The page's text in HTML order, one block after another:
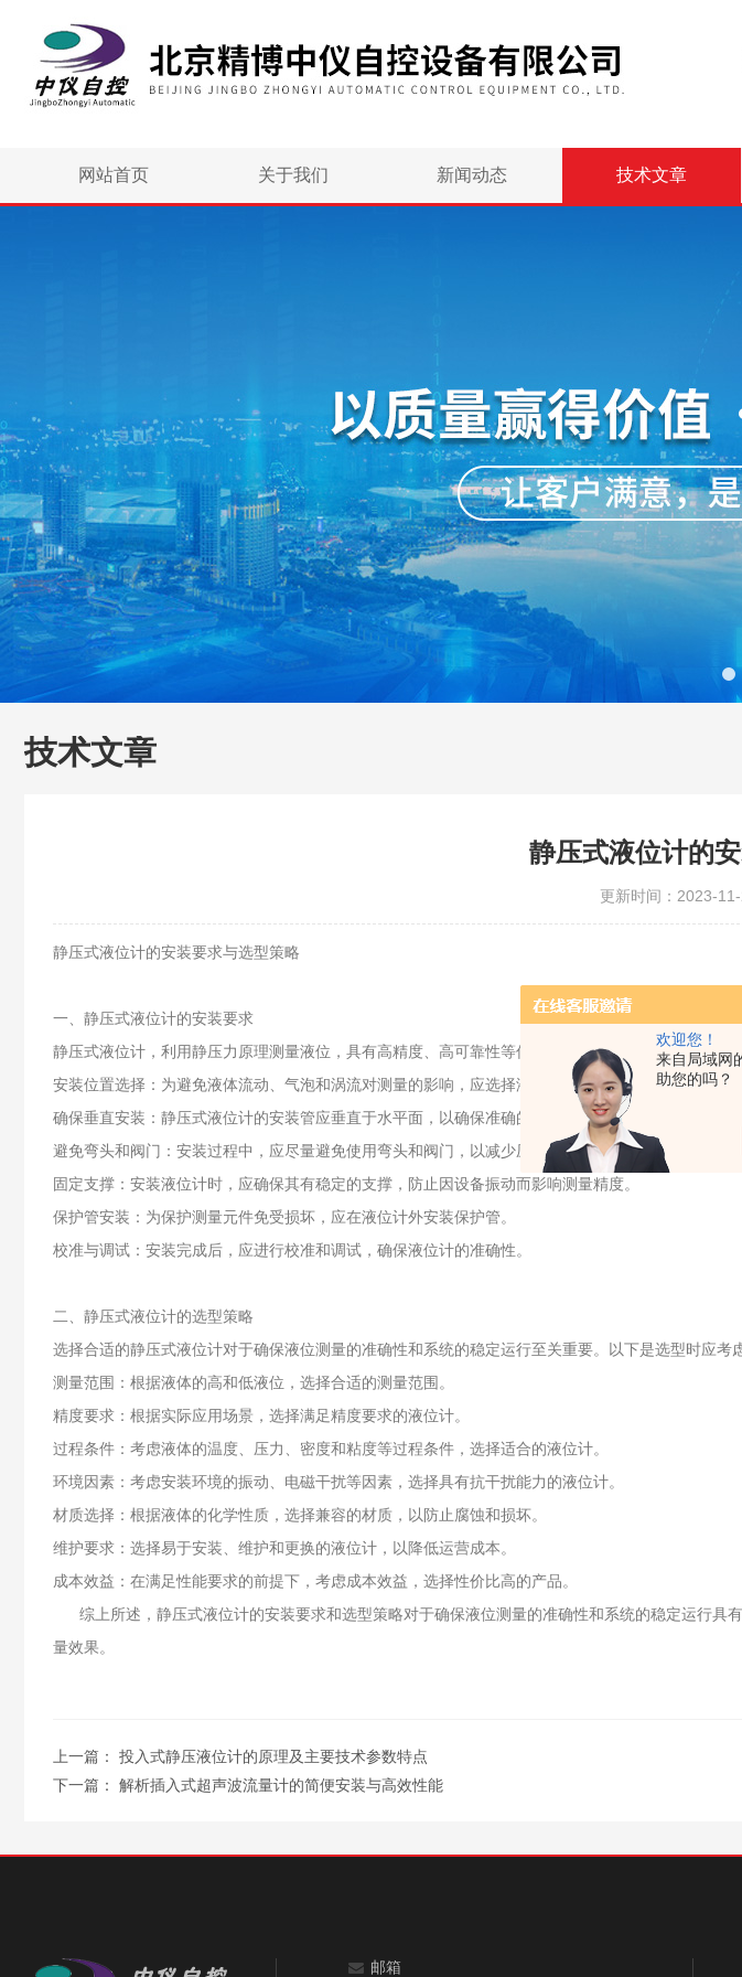
欢迎您！
来自局域网
助您的吗？
网站首页 关于我们 新闻动态 技术文章
技术文章
静压式液位计的
更新时间：2023-
静压式液位计的安装要求与选型策略
一、静压式液位计的安装要求
静压式液位计，利用静压力原理测量液位，具有高精度、高可靠性等优点。为确保其正常运行和准确
安装位置选择：为避免液体流动、气泡和涡流对测量的影响，应选择液体的静态区域进行安装。
确保垂直安装：静压式液位计的安装管应垂直于水平面，以确保准确的液位测量。
避免弯头和阀门：安装过程中，应尽量避免使用弯头和阀门，以减少压力损失和测量误差。
固定支撑：安装液位计时，应确保其有稳定的支撑，防止因设备振动而影响测量精度。
保护管安装：为保护测量元件免受损坏，应在液位计外安装保护管。
校准与调试：安装完成后，应进行校准和调试，确保液位计的准确性。
二、静压式液位计的选型策略
选择合适的静压式液位计对于确保液位测量的准确性和系统的稳定运行至关重要。以下是选型时应考
测量范围：根据液体的高和低液位，选择合适的测量范围。
精度要求：根据实际应用场景，选择满足精度要求的液位计。
过程条件：考虑液体的温度、压力、密度和粘度等过程条件，选择适合的液位计。
环境因素：考虑安装环境的振动、电磁干扰等因素，选择具有抗干扰能力的液位计。
材质选择：根据液体的化学性质，选择兼容的材质，以防止腐蚀和损坏。
维护要求：选择易于安装、维护和更换的液位计，以降低运营成本。
成本效益：在满足性能要求的前提下，考虑成本效益，选择性价比高的产品。
综上所述，静压式液位计的安装要求和选型策略对于确保液位测量的准确性和系统的稳定运行具
量效果。
上一篇： 投入式静压液位计的原理及主要技术参数特点
下一篇： 解析插入式超声波流量计的简便安装与高效性能
邮箱